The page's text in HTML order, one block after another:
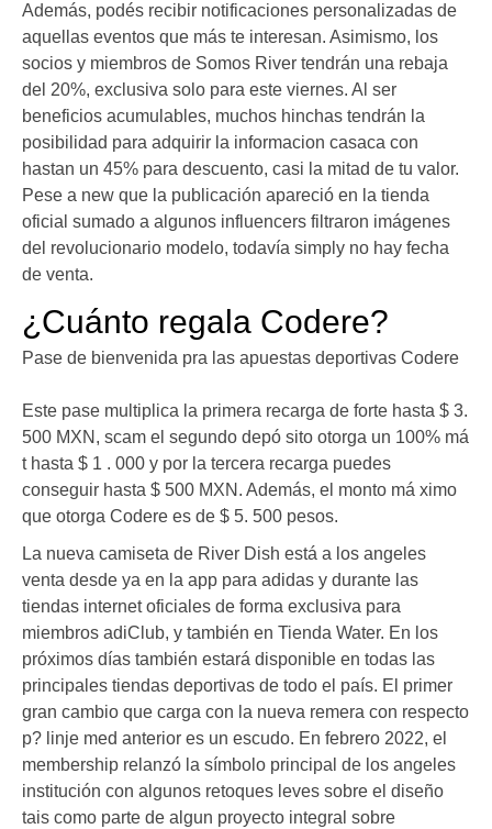
Además, podés recibir notificaciones personalizadas de
aquellas eventos que más te interesan. Asimismo, los
socios y miembros de Somos River tendrán una rebaja
del 20%, exclusiva solo para este viernes. Al ser
beneficios acumulables, muchos hinchas tendrán la
posibilidad para adquirir la informacion casaca con
hastan un 45% para descuento, casi la mitad de tu valor.
Pese a new que la publicación apareció en la tienda
oficial sumado a algunos influencers filtraron imágenes
del revolucionario modelo, todavía simply no hay fecha
de venta.
¿Cuánto regala Codere?
Pase de bienvenida pra las apuestas deportivas Codere
Este pase multiplica la primera recarga de forte hasta $ 3.
500 MXN, scam el segundo depó sito otorga un 100% má
t hasta $ 1 . 000 y por la tercera recarga puedes
conseguir hasta $ 500 MXN. Además, el monto má ximo
que otorga Codere es de $ 5. 500 pesos.
La nueva camiseta de River Dish está a los angeles
venta desde ya en la app para adidas y durante las
tiendas internet oficiales de forma exclusiva para
miembros adiClub, y también en Tienda Water. En los
próximos días también estará disponible en todas las
principales tiendas deportivas de todo el país. El primer
gran cambio que carga con la nueva remera con respecto
p? linje med anterior es un escudo. En febrero 2022, el
membership relanzó la símbolo principal de los angeles
institución con algunos retoques leves sobre el diseño
tais como parte de algun proyecto integral sobre